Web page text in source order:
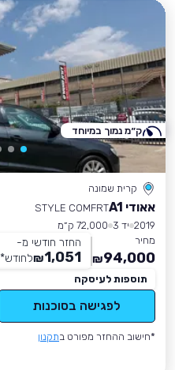
קרית שמונה
אאודי A1
STYLE COMFRT
2019 יד 3
72,000 ק״מ
מחיר
94,000
₪
החזר חודשי מ-
1,051
₪לחודש*
תוספות לעיסקה
לפגישה בסוכנות
*חישוב ההחזר מפורט בתקנון
ק״מ נמוך במיוחד